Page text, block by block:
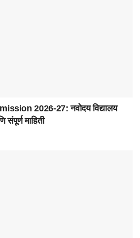
2026-27: नवोदय विद्यालय
माहिती